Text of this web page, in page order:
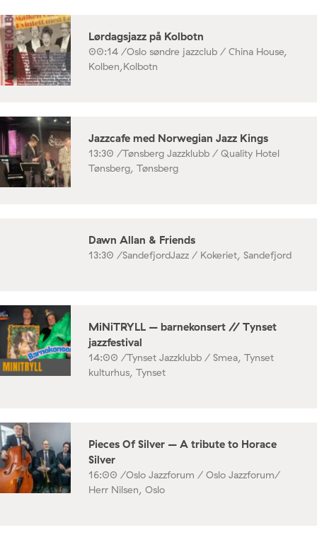
Lørdagsjazz på Kolbotn
00:14 /Oslo søndre jazzclub / China House,
Kolben,Kolbotn
Jazzcafe med Norwegian Jazz Kings
13:30 /Tønsberg Jazzklubb / Quality Hotel
Tønsberg, Tønsberg
Dawn Allan & Friends
13:30 /SandefjordJazz / Kokeriet, Sandefjord
MiNiTRYLL – barnekonsert // Tynset
jazzfestival
14:00 /Tynset Jazzklubb / Smea, Tynset
kulturhus, Tynset
Pieces Of Silver – A tribute to Horace
Silver
16:00 /Oslo Jazzforum / Oslo Jazzforum/
Herr Nilsen, Oslo